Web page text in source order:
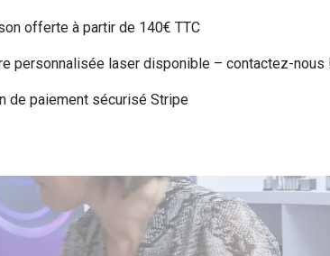
offerte à partir de 140€ TTC
personnalisée laser disponible – contactez-nous
de paiement sécurisé Stripe